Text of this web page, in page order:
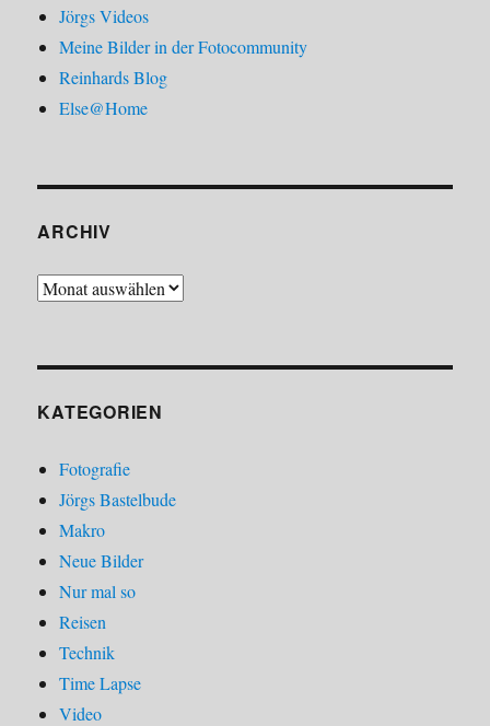
Jörgs Videos
Meine Bilder in der Fotocommunity
Reinhards Blog
Else@Home
ARCHIV
Archiv
KATEGORIEN
Fotografie
Jörgs Bastelbude
Makro
Neue Bilder
Nur mal so
Reisen
Technik
Time Lapse
Video